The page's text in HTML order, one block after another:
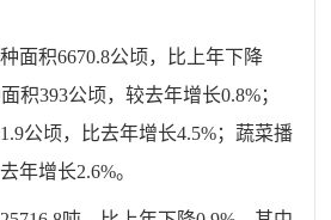
面积6670.8公顷，比上年下降
积393公顷，较去年增长0.8%；
公顷，比去年增长4.5%；蔬菜播
年增长2.6%。